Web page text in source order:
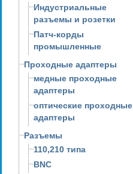
Индустриальные
разъемы и розетки
Патч-корды
промышленные
Проходные адаптеры
медные проходные
адаптеры
оптические проходные
адаптеры
Разъемы
110,210 типа
BNC